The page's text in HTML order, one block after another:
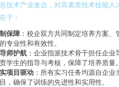
技术产业发达，对高素质技术技能
于：
保障 ：校企双方共同制定培养方案
专业性和有效性。
师护航 ：企业指派技术骨干担任企
学生的指导与考核，保障了培养质量。
项目驱动 ：所有实习任务均源自企
，确保了训练的先进性和实用性。